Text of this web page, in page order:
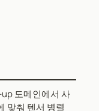
도메인에서 사
맞춰 텐서 병렬